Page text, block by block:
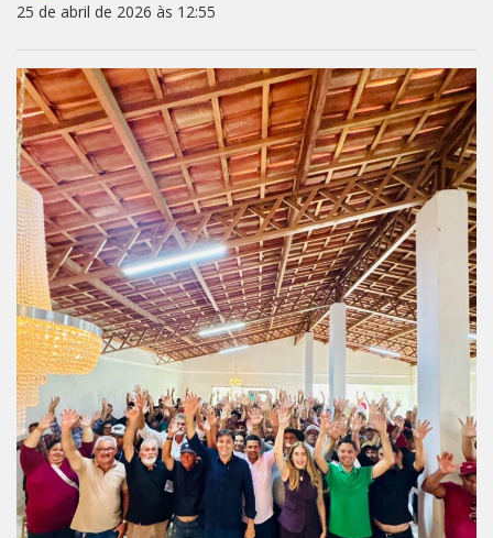
25 de abril de 2026 às 12:55